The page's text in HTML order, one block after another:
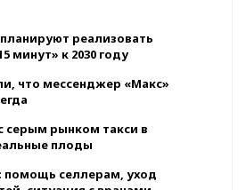
реализовать
минут» к 2030 году
что мессенджер «Макс»
серым рынком такси в
плоды
помощь селлерам, уход